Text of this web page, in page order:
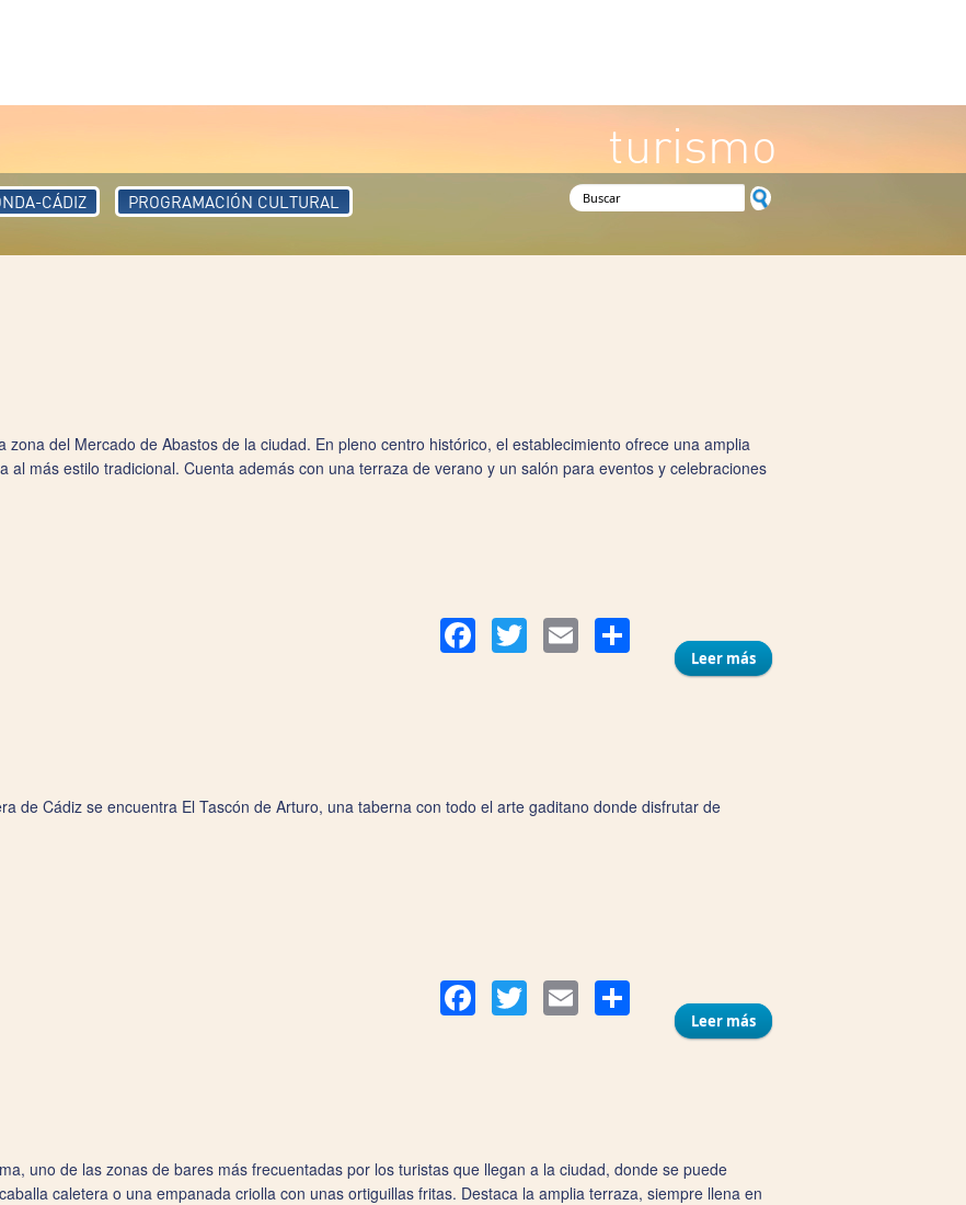
turismo
CÁDIZ PROGRAMACIÓN CULTURAL Formulario de búsqueda
zona del Mercado de Abastos de la ciudad. En pleno centro histórico, el establecimiento ofrece una amplia
al más estilo tradicional. Cuenta además con una terraza de verano y un salón para eventos y celebraciones
FacebookTwitter Email Compartir
Leer más
de Cádiz se encuentra El Tascón de Arturo, una taberna con todo el arte gaditano donde disfrutar de
FacebookTwitter Email Compartir
Leer más sobre El Tascón de Arturo
uno de las zonas de bares más frecuentadas por los turistas que llegan a la ciudad, donde se puede
caletera o una empanada criolla con unas ortiguillas fritas. Destaca la amplia terraza, siempre llena en